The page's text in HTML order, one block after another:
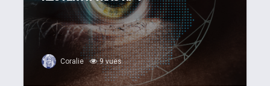
Coralie 9 vues